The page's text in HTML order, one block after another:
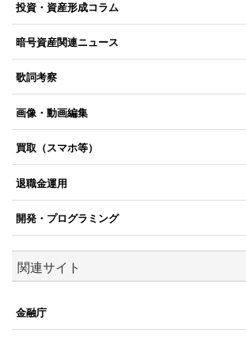
投資・資産形成コラム
暗号資産関連ニュース
歌詞考察
画像・動画編集
買取（スマホ等）
退職金運用
開発・プログラミング
関連サイト
金融庁